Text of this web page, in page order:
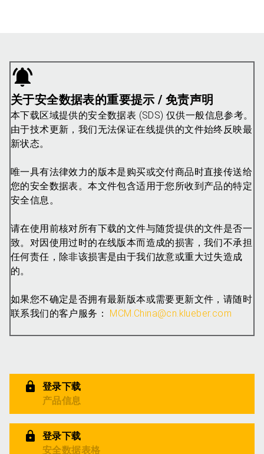
关于安全数据表的重要提示 / 免责声明
本下载区域提供的安全数据表 (SDS) 仅供一般信息参考。
由于技术更新，我们无法保证在线提供的文件始终反映最
新状态。
唯一具有法律效力的版本是购买或交付商品时直接传送给
您的安全数据表。本文件包含适用于您所收到产品的特定
安全信息。
请在使用前核对所有下载的文件与随货提供的文件是否一
致。对因使用过时的在线版本而造成的损害，我们不承担
任何责任，除非该损害是由于我们故意或重大过失造成
的。
如果您不确定是否拥有最新版本或需要更新文件，请随时
联系我们的客户服务： MCM.China@cn.klueber.com
登录下载
产品信息
登录下载
安全数据表格